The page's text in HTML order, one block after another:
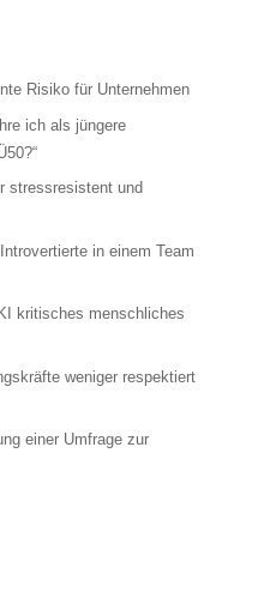
Risiko für Unternehmen
ich als jüngere
stressresistent und
in einem Team
kritisches menschliches
weniger respektiert
einer Umfrage zur